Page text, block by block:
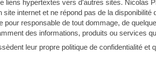
hypertextes vers d’autres sites. Nicolas
internet et ne répond pas de la disponibilité
responsable de tout dommage, de
des informations, produits ou services
leur propre politique de confidentialité et